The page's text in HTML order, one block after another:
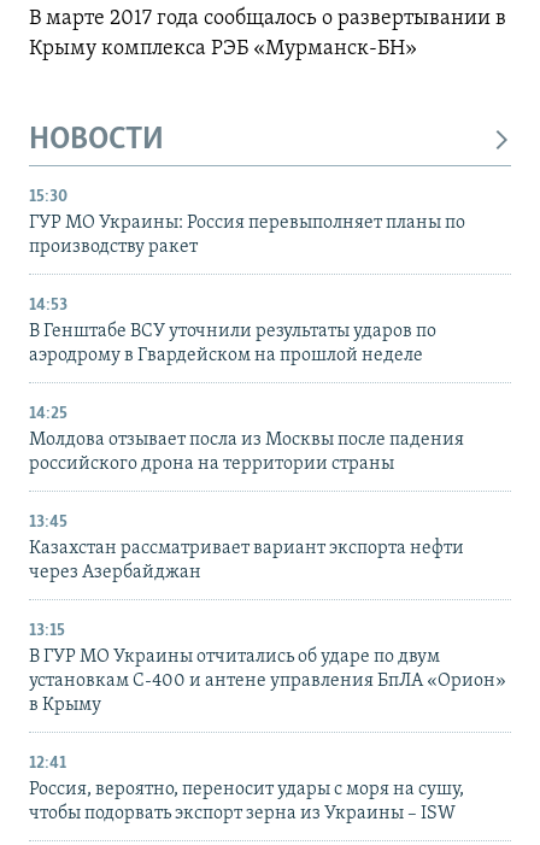
В марте 2017 года сообщалось о развертывании в
Крыму комплекса РЭБ «Мурманск-БН»
НОВОСТИ
15:30
ГУР МО Украины: Россия перевыполняет планы по
производству ракет
14:53
В Генштабе ВСУ уточнили результаты ударов по
аэродрому в Гвардейском на прошлой неделе
14:25
Молдова отзывает посла из Москвы после падения
российского дрона на территории страны
13:45
Казахстан рассматривает вариант экспорта нефти
через Азербайджан
13:15
В ГУР МО Украины отчитались об ударе по двум
установкам С-400 и антене управления БпЛА «Орион»
в Крыму
12:41
Россия, вероятно, переносит удары с моря на сушу,
чтобы подорвать экспорт зерна из Украины – ISW